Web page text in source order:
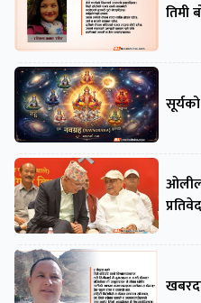
तिमी